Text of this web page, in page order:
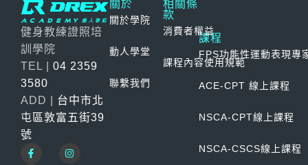
課程總覽
實體課程
FPS 功能性運動表現專家 L1
3D動力鏈訓練課程｜2天學會肌肉吊帶與筋膜線
線上課程
ACE-CPT 私人教練認證
NSCA-CPT 私人教練認證
動人學堂
聯繫我們
常見問題
登入
健身教練證照培
訓學院
TEL | 04 2359
3580
ADD | 台中市北
屯區敦富五街39
號
關於
關於學院
動人學堂
聯繫我們
相關條
款
消費者權益
課程內容使用規範
課程
FPS功能性運動表現專
ACE-CPT 線上課程
NSCA-CPT線上課程
NSCA-CSCS線上課程